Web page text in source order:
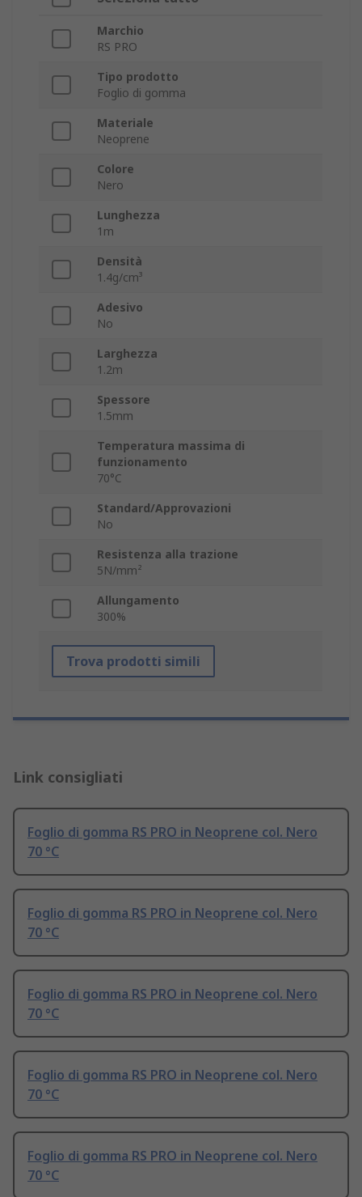
Marchio
RS PRO
Tipo prodotto
Foglio di gomma
Materiale
Neoprene
Colore
Nero
Lunghezza
1m
Densità
1.4g/cm³
Adesivo
No
Larghezza
1.2m
Spessore
1.5mm
Temperatura massima di
funzionamento
70°C
Standard/Approvazioni
No
Resistenza alla trazione
5N/mm²
Allungamento
300%
Trova prodotti simili
Link consigliati
Foglio di gomma RS PRO in Neoprene col. Nero
70 °C
Foglio di gomma RS PRO in Neoprene col. Nero
70 °C
Foglio di gomma RS PRO in Neoprene col. Nero
70 °C
Foglio di gomma RS PRO in Neoprene col. Nero
70 °C
Foglio di gomma RS PRO in Neoprene col. Nero
70 °C